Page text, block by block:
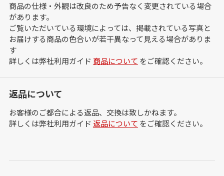
商品の仕様・外観は改良のため予告なく変更されている場合
があります。
ご覧いただいている環境によっては、掲載されている写真と
お届けする商品の色合いが若干異なって見える場合がありま
す
詳しくは弊社利用ガイド 商品について をご確認ください。
返品について
お客様のご都合による返品、交換は致しかねます。
詳しくは弊社利用ガイド 返品について をご確認ください。